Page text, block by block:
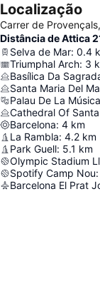
Localização
Carrer de
Distância de Attica
Selva de Mar: 0.4
Triumphal Arch: 3
Basílica Da
Santa Maria Del
Palau De La
Cathedral Of Santa
Barcelona: 4 km
La Rambla: 4.2 km
Park Guell: 5.1 km
Olympic Stadium
Spotify Camp Nou:
Barcelona El Prat